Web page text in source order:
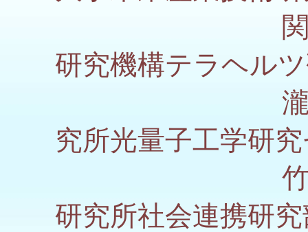
関根 徳
研究機構テラヘル
瀧田 佑
究所光量子工学研
竹家 啓
研究所社会連携研